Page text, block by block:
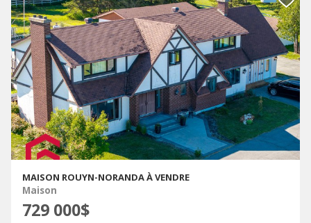
MAISON ROUYN-NORANDA À VENDRE
Maison
729 000$